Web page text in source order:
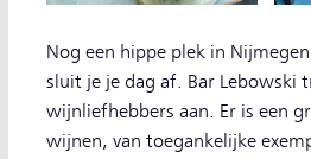
Nog een hippe plek in
sluit je je dag af. Bar Lebowski
wijnliefhebbers aan. Er is een
wijnen, van toegankelijke